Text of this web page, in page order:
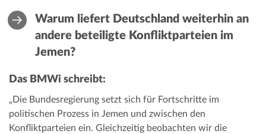
Warum liefert Deutschland weiterhin an
andere beteiligte Konfliktparteien im
Jemen?
Das BMWi schreibt:
„Die Bundesregierung setzt sich für Fortschritte im
politischen Prozess in Jemen und zwischen den
Konfliktparteien ein. Gleichzeitig beobachten wir die